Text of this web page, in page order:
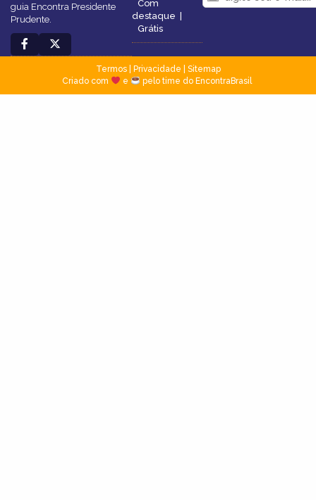
guia Encontra Presidente
Prudente.
Com
destaque |
Grátis
Termos| Privacidade
Sitemap
Criado com
e pelo time do EncontraBrasil